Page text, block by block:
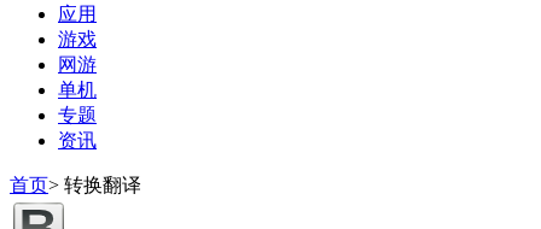
应用
游戏
网游
单机
专题
资讯
首页> 转换翻译